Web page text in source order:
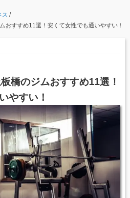
ス /
おすすめ11選！安くて女性でも通いやすい！
橋のジムおすすめ11選！
やすい！